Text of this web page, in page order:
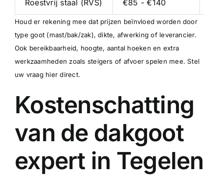
Roestvrij staal (RVS) €85 - €140
Houd er rekening mee dat prijzen beïnvloed worden door
type goot (mast/bak/zak), dikte, afwerking of leverancier.
Ook bereikbaarheid, hoogte, aantal hoeken en extra
werkzaamheden zoals steigers of afvoer spelen mee.Stel
uw vraag hier direct.
Kostenschatting
van de dakgoot
expert in Tegelen